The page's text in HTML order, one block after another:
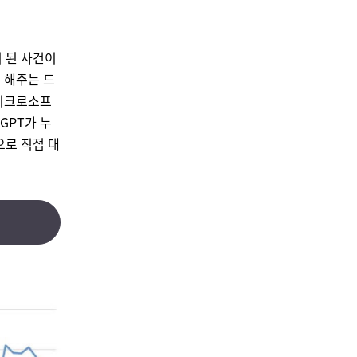
사건이
주는 드
로소프
가 누
직접 대